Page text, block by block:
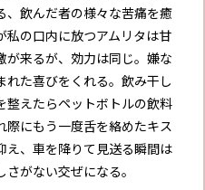
、飲んだ者の様々な苦痛を癒
私の口内に放つアムリタは甘
が来るが、効力は同じ。嫌な
れた喜びをくれる。飲み干し
整えたらペットボトルの飲料
際にもう一度舌を絡めたキス
え、車を降りて見送る瞬間は
がない交ぜになる。